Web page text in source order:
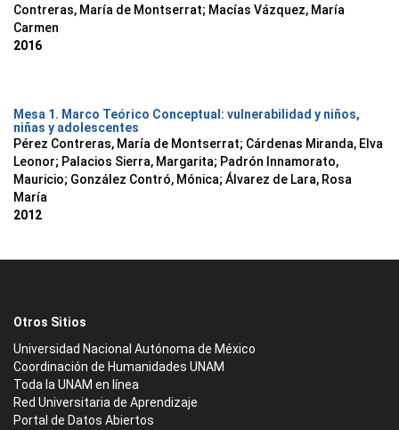
Contreras, María de Montserrat; Macías Vázquez, María
Carmen
2016
Mesa 1. Marco Teórico Conceptual: vulnerabilidad y niños,
niñas y adolescentes
Pérez Contreras, María de Montserrat; Cárdenas Miranda, Elva
Leonor; Palacios Sierra, Margarita; Padrón Innamorato,
Mauricio; González Contró, Mónica; Álvarez de Lara, Rosa
María
2012
Otros Sitios
Universidad Nacional Autónoma de México
Coordinación de Humanidades UNAM
Toda la UNAM en línea
Red Universitaria de Aprendizaje
Portal de Datos Abiertos